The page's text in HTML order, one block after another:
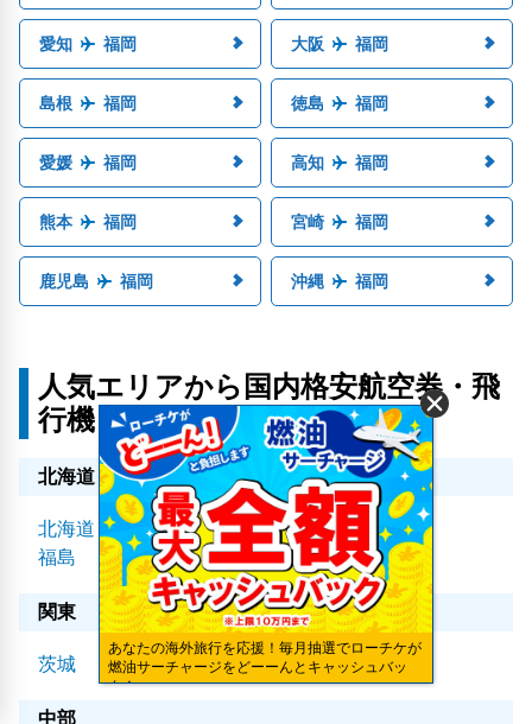
愛知 福岡 大阪 福岡
島根 福岡 徳島 福岡
愛媛 福岡 高知 福岡
熊本 福岡 宮崎 福岡
鹿児島 福岡 沖縄 福岡
人気エリアから国内格安航空券・飛
行機・LCCを予約
北海道・東北
北海道 青森 秋田 岩手 山形
宮城
福島
関東
茨城 千葉 東京
中部
あなたの海外旅行を応援！毎月抽選でローチケが
燃油サーチャージをどーーんとキャッシュバッ
ク！